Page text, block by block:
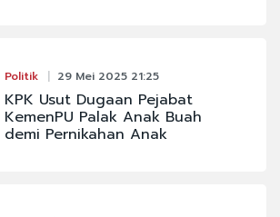
Politik 29 Mei 2025 21:25
KPK Usut Dugaan Pejabat
KemenPU Palak Anak Buah
demi Pernikahan Anak